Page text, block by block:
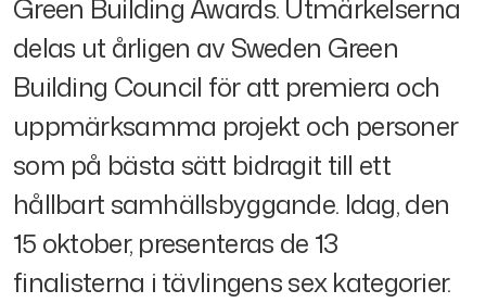
Green Building Awards. Utmärkelserna
delas ut årligen av Sweden Green
Building Council för att premiera och
uppmärksamma projekt och personer
som på bästa sätt bidragit till ett
hållbart samhällsbyggande. Idag, den
15 oktober, presenteras de 13
finalisterna i tävlingens sex kategorier.